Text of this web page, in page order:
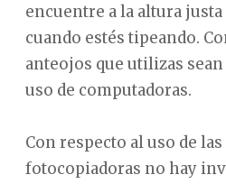
encuentre a la altura
cuando estés tipeando.
anteojos que utilizas
uso de computadoras.
Con respecto al uso de
fotocopiadoras no hay